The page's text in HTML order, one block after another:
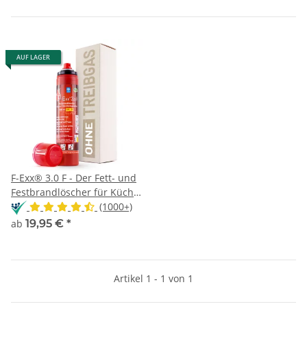
AUF LAGER
F-Exx® 3.0 F - Der Fett- und
Festbrandlöscher für Küche,
Grill und Camping (1000+)
ab 19,95 € *
Artikel 1 - 1 von 1